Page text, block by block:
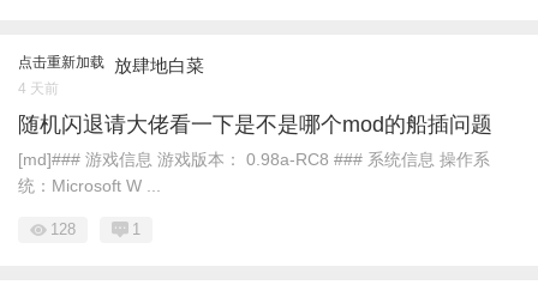
点击重新加载 放肆地白菜
4 天前
随机闪退请大佬看一下是不是哪个mod的船插问题
[md]### 游戏信息 游戏版本： 0.98a-RC8 ### 系统信息 操作系
统：Microsoft W ...
128 1